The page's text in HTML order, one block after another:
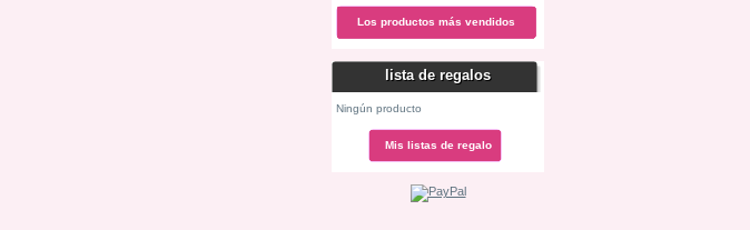
Los productos más vendidos
lista de regalos
Ningún producto
Mis listas de regalo